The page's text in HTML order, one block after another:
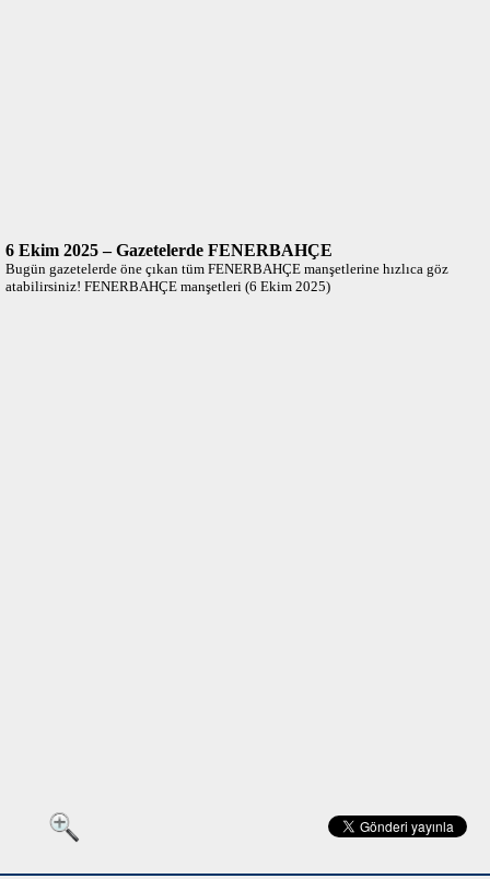
6 Ekim 2025 – Gazetelerde FENERBAHÇE
Bugün gazetelerde öne çıkan tüm FENERBAHÇE manşetlerine hızlıca göz
atabilirsiniz! FENERBAHÇE manşetleri (6 Ekim 2025)